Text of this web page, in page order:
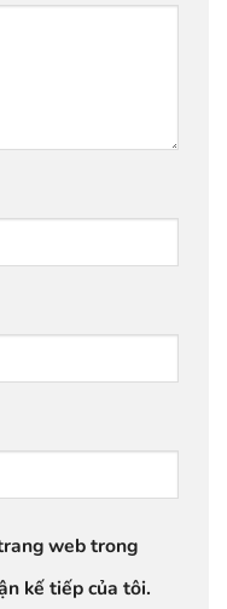
web trong
kế tiếp của tôi.